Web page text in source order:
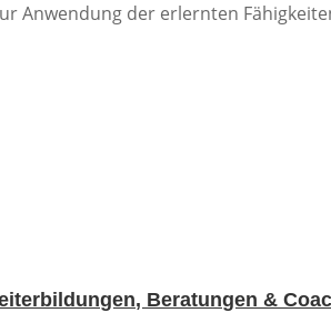
Anwendung der erlernten
Beratungen &